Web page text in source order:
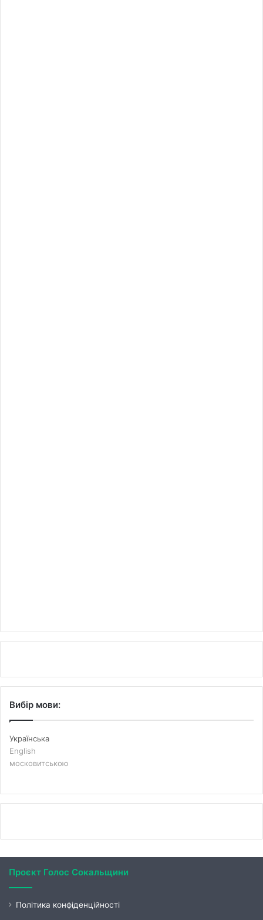
Вибір мови:
Українська
English
московитською
Проєкт Голос Сокальщини
Політика конфіденційності